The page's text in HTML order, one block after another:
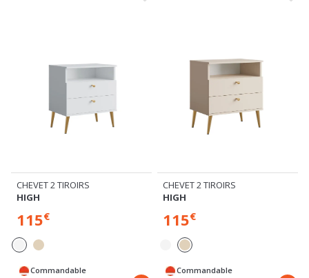
CHEVET 2 TIROIRS
HIGH
115€
Commandable
CHEVET 2 TIROIRS
HIGH
115€
Commandable